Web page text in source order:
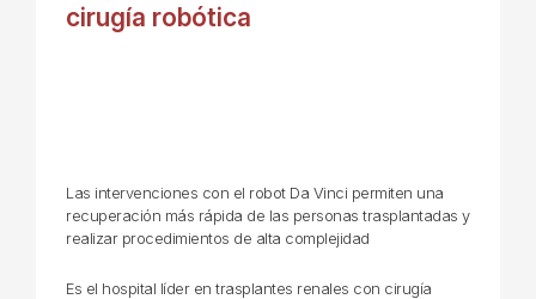
cirugía robótica
Las intervenciones con el robot Da Vinci permiten una
recuperación más rápida de las personas trasplantadas y
realizar procedimientos de alta complejidad
Es el hospital líder en trasplantes renales con cirugía